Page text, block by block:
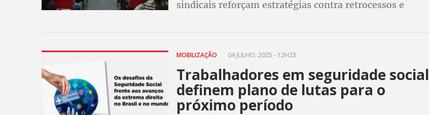
sindicais reforçam estratégias contra retrocessos e
MOBILIZAÇÃO 04 JULHO, 2025 - 12H23
Trabalhadores em seguridade social
definem plano de lutas para o
próximo período